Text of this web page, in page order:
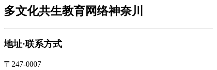
多文化共生教育网络神奈川
地址·联系方式
〒247-0007